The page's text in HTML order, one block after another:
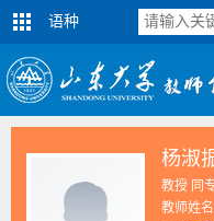
语种
杨淑
教授 同
教师姓